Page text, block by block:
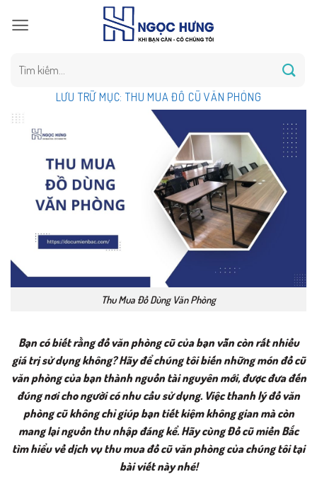
qua
kiếm:
LƯU TRỮ MỤC:THU MUA ĐỒ CŨ VĂN PHÒNG
Thu Mua Đồ Dùng Văn Phòng
Bạn có biết rằng đồ văn phòng cũ của bạn vẫn còn rất nhiều
giá trị sử dụng không? Hãy để chúng tôi biến những món đồ cũ
văn phòng của bạn thành nguồn tài nguyên mới, được đưa đến
đúng nơi cho người có nhu cầu sử dụng. Việc thanh lý đồ văn
phòng cũ không chỉ giúp bạn tiết kiệm không gian mà còn
mang lại nguồn thu nhập đáng kể. Hãy cùng Đồ cũ miền Bắc
tìm hiểu về dịch vụ thu mua đồ cũ văn phòng của chúng tôi tại
bài viết này nhé!